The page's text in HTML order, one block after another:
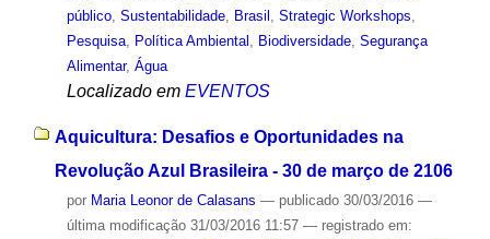
público, Sustentabilidade, Brasil Strategic Workshops
Pesquisa, Política Ambiental Biodiversidade, Segurança
Alimentar, Água
Localizado em EVENTOS
Aquicultura: Desafios e Oportunidades na
Revolução Azul Brasileira - 30 de março de 2106
por Maria Leonor de Calasans — publicado30/03/2016 —
última modificação31/03/2016 11:57 — registrado em: